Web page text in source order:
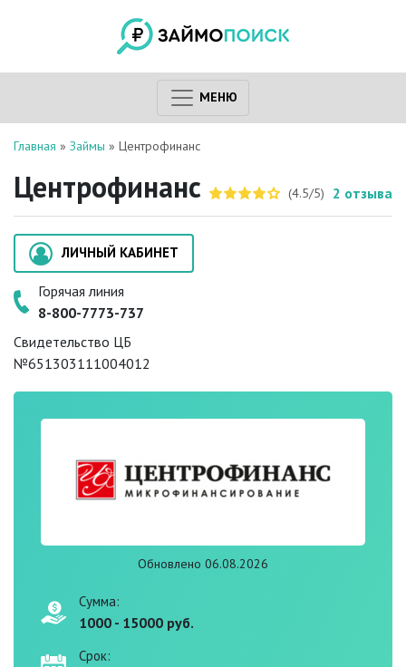
МЕНЮ
Главная » Займы » Центрофинанс
Центрофинанс (4.5/5) 2 отзыва
ЛИЧНЫЙ КАБИНЕТ
Горячая линия
8-800-7773-737
Свидетельство ЦБ
№651303111004012
Обновлено 06.08.2026
Сумма:
1000 - 15000 руб.
Срок: